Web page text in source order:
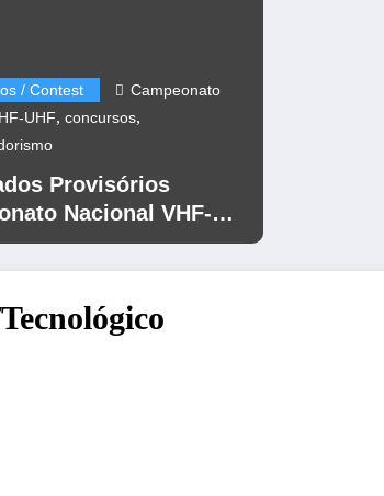
/ Contest
Campeonato
UHF, concursos,
Provisórios
Nacional VHF-